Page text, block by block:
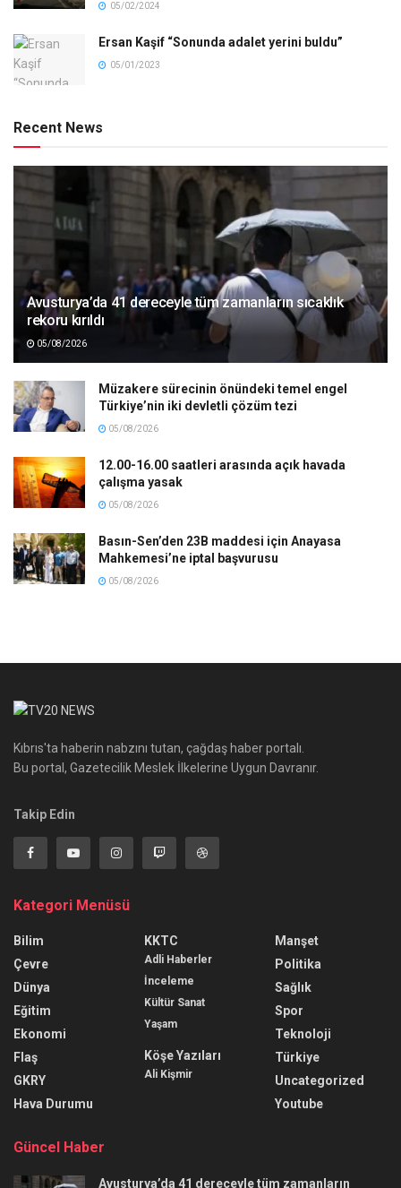
05/02/2024
Ersan Kaşif “Sonunda adalet yerini buldu”
05/01/2023
Recent News
Avusturya’da 41 dereceyle tüm zamanların sıcaklık
rekoru kırıldı
05/08/2026
Müzakere sürecinin önündeki temel engel
Türkiye’nin iki devletli çözüm tezi
05/08/2026
12.00-16.00 saatleri arasında açık havada
çalışma yasak
05/08/2026
Basın-Sen’den 23B maddesi için Anayasa
Mahkemesi’ne iptal başvurusu
05/08/2026
Kıbrıs'ta haberin nabzını tutan, çağdaş haber portalı.
Bu portal, Gazetecilik Meslek İlkelerine Uygun Davranır.
Takip Edin
Kategori Menüsü
Bilim
Çevre
Dünya
Eğitim
Ekonomi
Flaş
GKRY
Hava Durumu
KKTC
Adli Haberler
İnceleme
Kültür Sanat
Yaşam
Köşe Yazıları
Ali Kişmir
Manşet
Politika
Sağlık
Spor
Teknoloji
Türkiye
Uncategorized
Youtube
Güncel Haber
Avusturya’da 41 dereceyle tüm zamanların